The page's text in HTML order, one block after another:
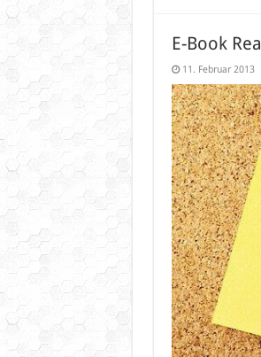
E-Book
11. Februar 2013